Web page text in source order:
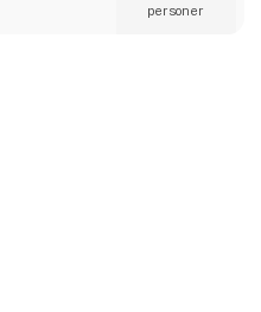
personer